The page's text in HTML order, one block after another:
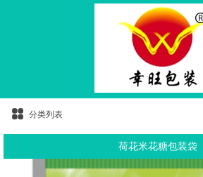
分类列表
荷花米花糖包装袋